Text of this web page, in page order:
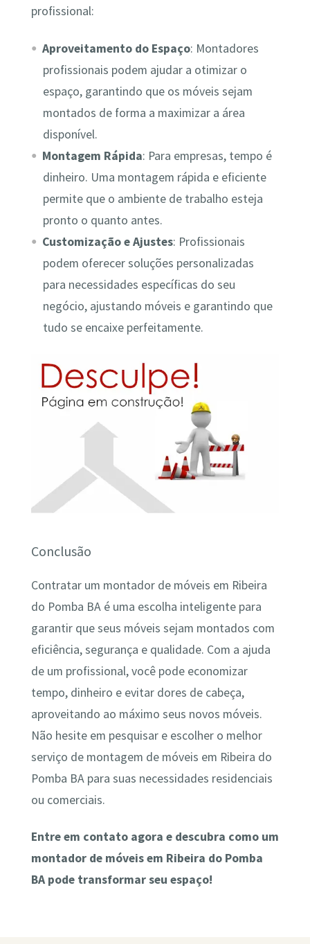
profissional:
Aproveitamento do Espaço: Montadores
profissionais podem ajudar a otimizar o
espaço, garantindo que os móveis sejam
montados de forma a maximizar a área
disponível.
Montagem Rápida: Para empresas, tempo é
dinheiro. Uma montagem rápida e eficiente
permite que o ambiente de trabalho esteja
pronto o quanto antes.
Customização e Ajustes: Profissionais
podem oferecer soluções personalizadas
para necessidades específicas do seu
negócio, ajustando móveis e garantindo que
tudo se encaixe perfeitamente.
Conclusão
Contratar um montador de móveis em Ribeira
do Pomba BA é uma escolha inteligente para
garantir que seus móveis sejam montados com
eficiência, segurança e qualidade. Com a ajuda
de um profissional, você pode economizar
tempo, dinheiro e evitar dores de cabeça,
aproveitando ao máximo seus novos móveis.
Não hesite em pesquisar e escolher o melhor
serviço de montagem de móveis em Ribeira do
Pomba BA para suas necessidades residenciais
ou comerciais.
Entre em contato agora e descubra como um
montador de móveis em Ribeira do Pomba
BA pode transformar seu espaço!